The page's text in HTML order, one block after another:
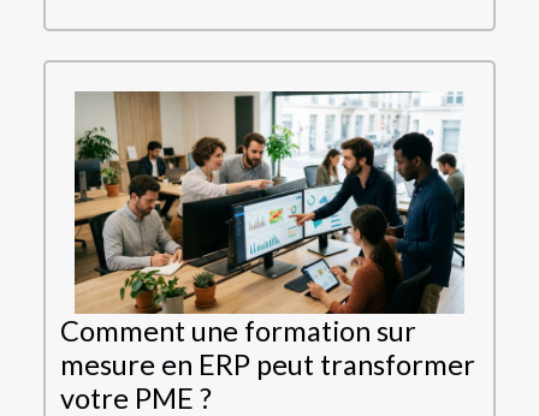
Comment une formation sur
mesure en ERP peut transformer
votre PME ?